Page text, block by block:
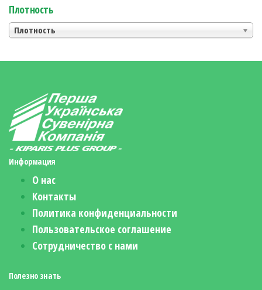
Плотность
Плотность
Информация
О нас
Контакты
Политика конфиденциальности
Пользовательское соглашение
Сотрудничество с нами
Полезно знать